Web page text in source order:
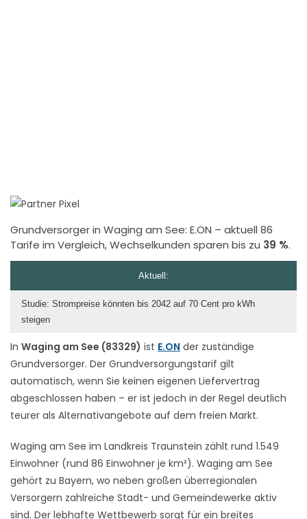
Grundversorger in Waging am See: E.ON – aktuell 86
Tarife im Vergleich, Wechselkunden sparen bis zu 39 %.
In Waging am See (83329) ist E.ON der zuständige
Grundversorger. Der Grundversorgungstarif gilt
automatisch, wenn Sie keinen eigenen Liefervertrag
abgeschlossen haben – er ist jedoch in der Regel deutlich
teurer als Alternativangebote auf dem freien Markt.
Waging am See im Landkreis Traunstein zählt rund 1.549
Einwohner (rund 86 Einwohner je km²). Waging am See
gehört zu Bayern, wo neben großen überregionalen
Versorgern zahlreiche Stadt- und Gemeindewerke aktiv
sind. Der lebhafte Wettbewerb sorgt für ein breites
Aktuell:
Studie: Strompreise könnten bis 2042 auf 70 Cent pro kWh
steigen